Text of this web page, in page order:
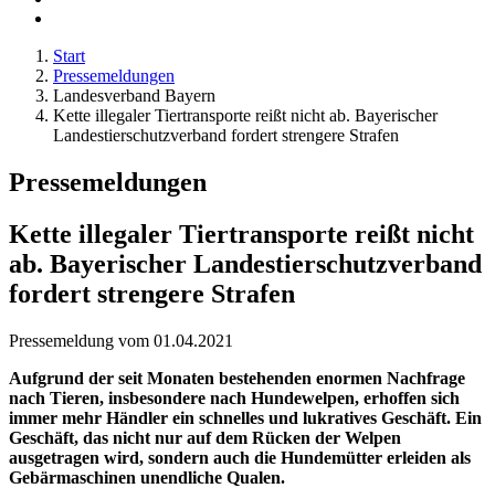
Start
Pressemeldungen
Landesverband Bayern
Kette illegaler Tiertransporte reißt nicht ab. Bayerischer
Landestierschutzverband fordert strengere Strafen
Pressemeldungen
Kette illegaler Tiertransporte reißt nicht
ab. Bayerischer Landestierschutzverband
fordert strengere Strafen
Pressemeldung vom 01.04.2021
Aufgrund der seit Monaten bestehenden enormen Nachfrage
nach Tieren, insbesondere nach Hundewelpen, erhoffen sich
immer mehr Händler ein schnelles und lukratives Geschäft. Ein
Geschäft, das nicht nur auf dem Rücken der Welpen
ausgetragen wird, sondern auch die Hundemütter erleiden als
Gebärmaschinen unendliche Qualen.